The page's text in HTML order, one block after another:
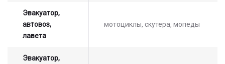
Эвакуатор,
автовоз,
лавета
мотоциклы, скутера, мопеды
Эвакуатор,